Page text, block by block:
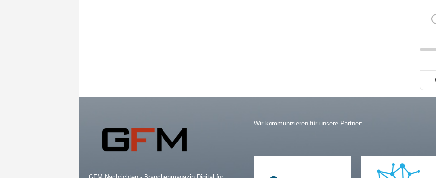
Wir kommunizieren für unsere Partner: